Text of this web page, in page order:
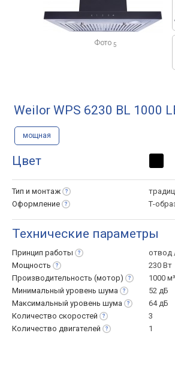
Фото 5
Weilor WPS 6230 BL 1000
мощная
Цвет
Тип и монтаж
Оформление
Т-
Технические параметры
Принцип работы
отвод
Мощность
230 Вт
Производительность (мотор)
1000
Минимальный уровень шума
52 дБ
Максимальный уровень шума
64 дБ
Количество скоростей
3
Количество двигателей 1